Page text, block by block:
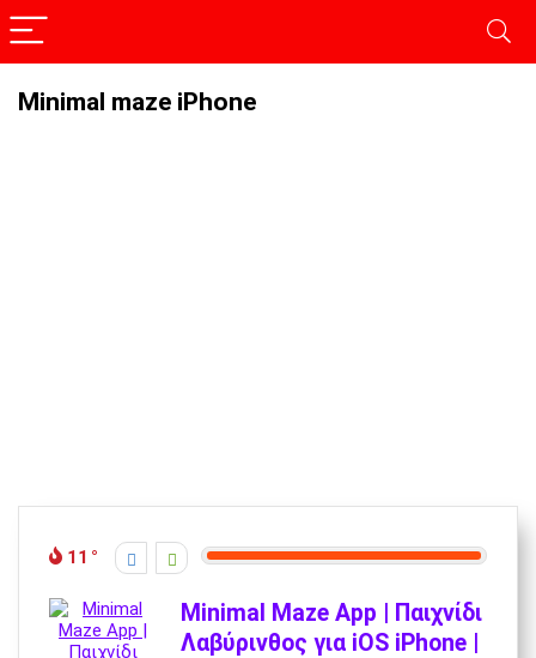
Minimal maze iPhone
11
Minimal Maze App | Παιχνίδι
Λαβύρινθος για iOS iPhone |